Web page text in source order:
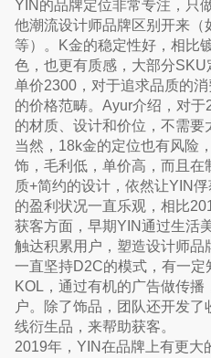
YIN的品牌定位非常专注，只
他潮流设计师品牌区别开来（
等）。K金的稳定性好，相比
色，也更有质感，大部分
单价2300，对于追求品质的
的价格范畴。Ayur介绍，对
的材质、设计和价位，不需要
当然，18k金的定位也有风险
饰，毛利低，单价高，而且
质+简约的设计，依然让YIN
的盈利状况一直乐观，相比
获客方面，早期YIN通过生活
触达积累用户，塑造设计师品
一直坚持D2C的模式，有一
KOL，通过有机的广告做传
户。除了饰品，团队还开发
线衍生品，来帮助获客。
2019年，YIN在品牌上有更大